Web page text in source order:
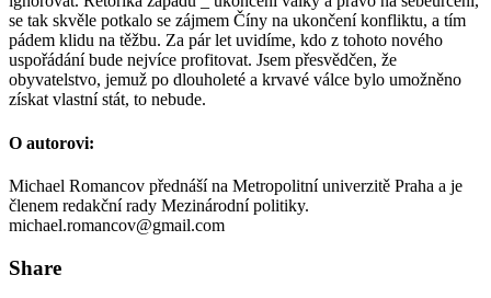
se tak skvěle potkalo se zájmem Číny na ukončení konfliktu, a tím
pádem klidu na těžbu. Za pár let uvidíme, kdo z tohoto nového
uspořádání bude nejvíce profitovat. Jsem přesvědčen, že
obyvatelstvo, jemuž po dlouholeté a krvavé válce bylo umožněno
získat vlastní stát, to nebude.
O autorovi:
Michael Romancov přednáší na Metropolitní univerzitě Praha a je
členem redakční rady Mezinárodní politiky.
michael.romancov@gmail.com
Share